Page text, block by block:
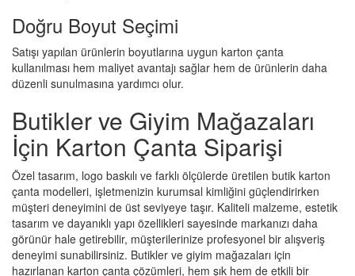
Doğru Boyut Seçimi
Satışı yapılan ürünlerin boyutlarına uygun karton çanta
kullanılması hem maliyet avantajı sağlar hem de ürünlerin daha
düzenli sunulmasına yardımcı olur.
Butikler ve Giyim Mağazaları
İçin Karton Çanta Siparişi
Özel tasarım, logo baskılı ve farklı ölçülerde üretilen butik karton
çanta modelleri, işletmenizin kurumsal kimliğini güçlendirirken
müşteri deneyimini de üst seviyeye taşır. Kaliteli malzeme, estetik
tasarım ve dayanıklı yapı özellikleri sayesinde markanızı daha
görünür hale getirebilir, müşterilerinize profesyonel bir alışveriş
deneyimi sunabilirsiniz. Butikler ve giyim mağazaları için
hazırlanan karton çanta çözümleri, hem şık hem de etkili bir